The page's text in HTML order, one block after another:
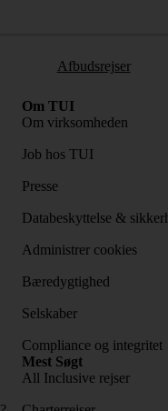
Afbudsrejser
Om TUI
Om virksomheden
Job hos TUI
Presse
Databeskyttelse &
Administrer cookies
Bæredygtighed
Selskaber
Compliance og integritet
Mest Søgt
All Inclusive rejser